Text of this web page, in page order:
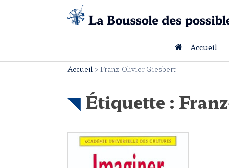
Accueil
Accueil > Franz-Olivier Giesbert
Étiquette :